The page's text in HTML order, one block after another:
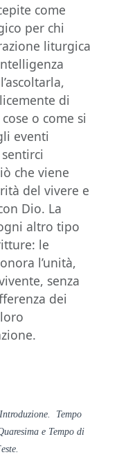
come
per chi
liturgica
di
o come si
eventi
che viene
del vivere e
Dio. La
altro tipo
le
l’unità,
senza
dei
Tempo
e Tempo di